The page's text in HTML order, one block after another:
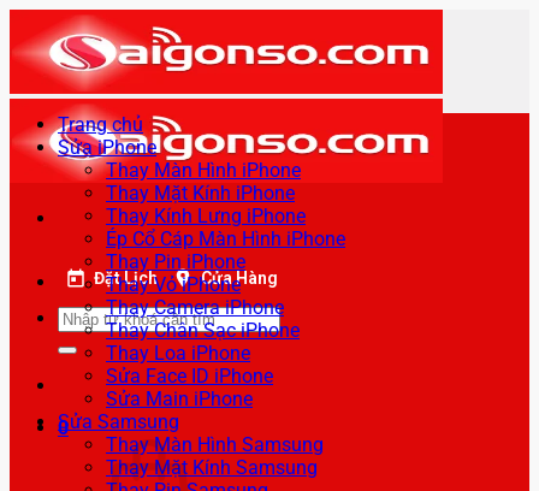
qua
nội
dung
Đặt Lịch Cửa Hàng
Tìm
kiếm:
0
Trang chủ
Sửa iPhone
Thay Màn Hình iPhone
Thay Mặt Kính iPhone
Thay Kính Lưng iPhone
Ép Cổ Cáp Màn Hình iPhone
Thay Pin iPhone
Thay Vỏ iPhone
Thay Camera iPhone
Thay Chân Sạc iPhone
Thay Loa iPhone
Sửa Face ID iPhone
Sửa Main iPhone
Sửa Samsung
Thay Màn Hình Samsung
Thay Mặt Kính Samsung